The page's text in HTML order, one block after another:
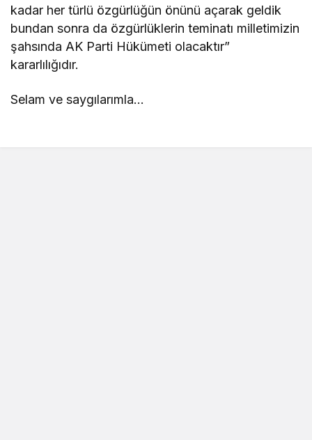
kadar her türlü özgürlüğün önünü açarak geldik
bundan sonra da özgürlüklerin teminatı milletimizin
şahsında AK Parti Hükümeti olacaktır”
kararlılığıdır.
Selam ve saygılarımla…